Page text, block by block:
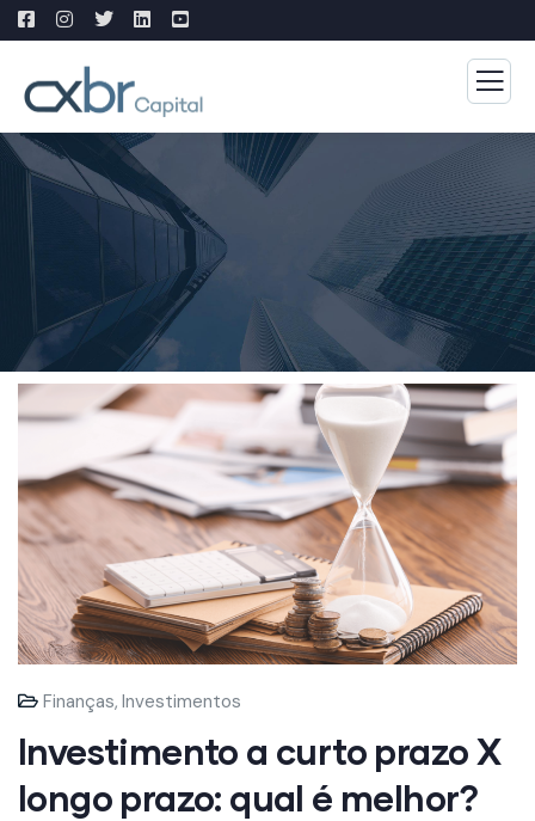
Finanças,Investimentos
Investimento a curto prazo X
longo prazo: qual é melhor?